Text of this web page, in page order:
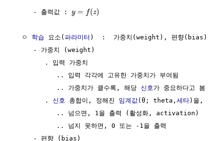
     - 출력값 :
y = f(z)
  ㅇ
학습 요소(파라미터 )  :  가중치(weight), 편향(bias)
     - 가중치 (weight)
        . 입력 가중치
           .. 입력 각각에 고유한 가중치가 부여됨
           .. 가중치가 클수록, 해당
신호가 중요하다고 봄
        .
신호 총합이, 정해진 임계값(θ; theta, 세타)을,
           .. 넘으면, 1을 출력 (활성화, activation)
           .. 넘지 못하면, 0 또는 -1을 출력
     - 편향 (bias)